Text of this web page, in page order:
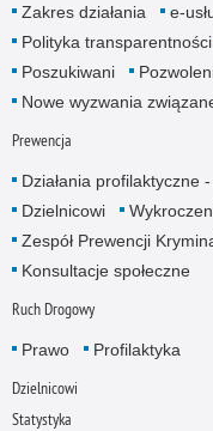
Zakres działania
e-
Polityka transparentności
Poszukiwani
Nowe wyzwania
Prewencja
Działania profilaktyczne
Dzielnicowi
Zespół Prewencji
Konsultacje społeczne
Ruch Drogowy
Prawo Profilaktyka
Dzielnicowi
Statystyka